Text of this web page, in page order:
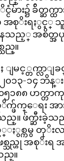
ား၌ ခ်ိတ္ဆက္
စုိးရႏွင့္ သူပု
းေနသည့္ အစိတ္
ည္။
ျမင့္တက္လာျ
၀၁၃-၁၄ ဘိန္
၁၈၈ ဟက္တာ
က္ဖ်က္ေရး အ
ည္။ ဖ်က္ဆီး
ႏွစ္ကမွ တုိး
သည္ဟု အစုိးရ
။